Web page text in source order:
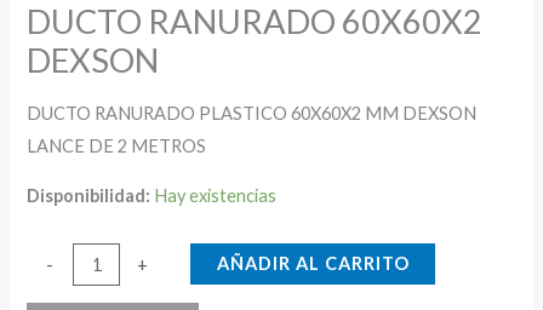
DUCTO RANURADO 60X60X2
DEXSON
DUCTO RANURADO PLASTICO 60X60X2 MM DEXSON
LANCE DE 2 METROS
Disponibilidad: Hay existencias
-
RANURADO
+ AÑADIR AL CARRITO